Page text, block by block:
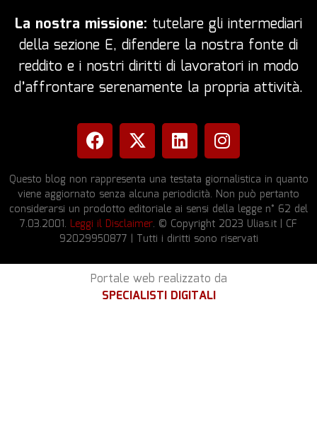
La nostra missione: tutelare gli intermediari
della sezione E, difendere la nostra fonte di
reddito e i nostri diritti di lavoratori in modo
d’affrontare serenamente la propria attività.
Questo blog non rappresenta una testata giornalistica in quanto
viene aggiornato senza alcuna periodicità. Non può pertanto
considerarsi un prodotto editoriale ai sensi della legge n° 62 del
7.03.2001. Leggi il Disclaimer. © Copyright 2023 Ulias.it | CF
92029950877 | Tutti i diritti sono riservati
Portale web realizzato da
SPECIALISTI DIGITALI